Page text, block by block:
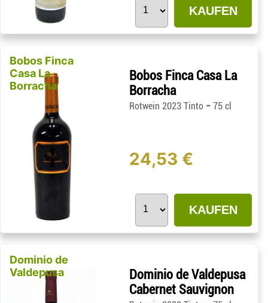
KAUFEN
Bobos Finca
Casa La
Borracha
Bobos Finca Casa La
Borracha
Rotwein 2023 Tinto -75 cl
24,53 €
KAUFEN
Dominio de
Valdepusa
Dominio de Valdepusa
Cabernet Sauvignon